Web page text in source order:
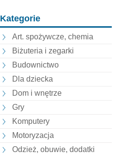
Kategorie
Art. spożywcze, chemia
Biżuteria i zegarki
Budownictwo
Dla dziecka
Dom i wnętrze
Gry
Komputery
Motoryzacja
Odzież, obuwie, dodatki